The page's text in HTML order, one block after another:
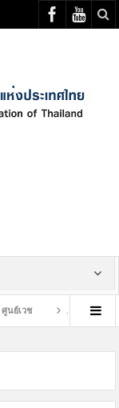
เสร็จสิ้นการฝึกซ้อ